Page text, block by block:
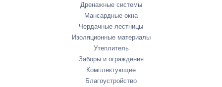
Дренажные системы
Мансардные окна
Чердачные лестницы
Изоляционные материалы
Утеплитель
Заборы и ограждения
Комплектующие
Благоустройство